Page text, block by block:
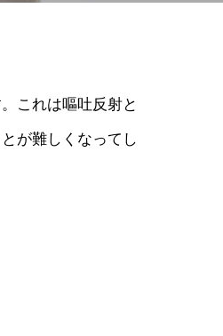
これは嘔吐反射と
が難しくなってし